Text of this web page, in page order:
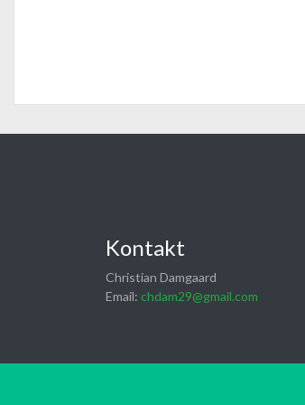
Kontakt
Christian Damgaard
Email: chdam29@gmail.com